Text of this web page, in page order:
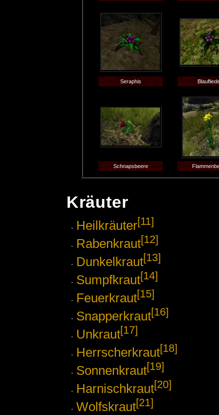
Seraphis
Schnapsbeere
Kräuter
Heilkräuter[11]
Rabenkraut[12]
Dunkelkraut[13]
Sumpfkraut[14]
Feuerkraut[15]
Snapperkraut[16]
Unkraut[17]
Herrscherkraut[18]
Sonnenkraut[19]
Harnischkraut[20]
Wolfskraut[21]